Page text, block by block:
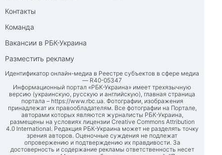
Контакты
Команда
Вакансии в РБК-Украина
Разместить рекламу
Идентификатор онлайн-медиа в Реестре субъектов в сфере медиа
— R40-05347
Информационный портал «РБК-Украина» имеет трехязычную
версию (украинскую, русскую и английскую), главная страница
портала – https://www.rbc.ua. Фотографии, изображения
принадлежат их правообладателям. Все фотографии на Портале,
авторами которых являются журналисты РБК-Украина,
размещены на условиях лицензии Creative Commons Attribution
4.0 International. Редакция РБК-Украина может не разделять точку
зрения авторов. Оценочные суждения не подлежат
опровержению и подтверждению их правдивости. За
достоверность и содержание рекламы ответственность несет